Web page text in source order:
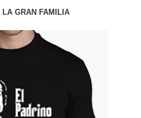
LA GRAN FAMILIA